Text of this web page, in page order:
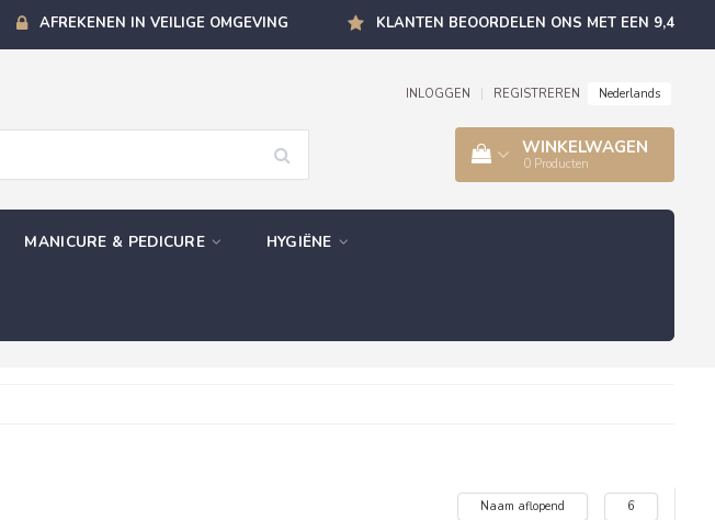
AFREKENEN IN VEILIGE OMGEVING KLANTEN BEOORDELEN ONS MET EEN 9,4
INLOGGEN REGISTREREN Nederlands
WINKELWAGEN
0 Producten
MANICURE & PEDICURE HYGIËNE
Naam aflopend 6